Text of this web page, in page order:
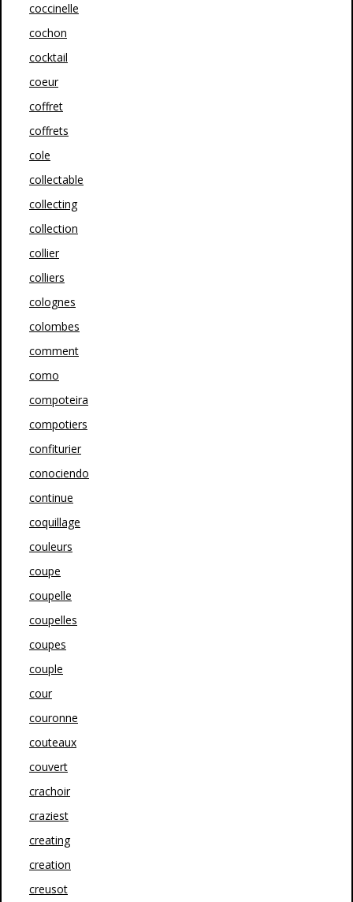
coccinelle
cochon
cocktail
coeur
coffret
coffrets
cole
collectable
collecting
collection
collier
colliers
colognes
colombes
comment
como
compoteira
compotiers
confiturier
conociendo
continue
coquillage
couleurs
coupe
coupelle
coupelles
coupes
couple
cour
couronne
couteaux
couvert
crachoir
craziest
creating
creation
creusot